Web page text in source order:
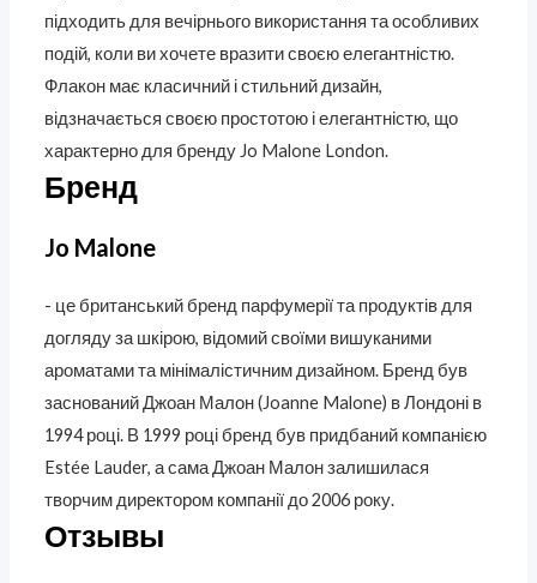
підходить для вечірнього використання та особливих
подій, коли ви хочете вразити своєю елегантністю.
Флакон має класичний і стильний дизайн,
відзначається своєю простотою і елегантністю, що
характерно для бренду Jo Malone London.
Бренд
Jo Malone
- це британський бренд парфумерії та продуктів для
догляду за шкірою, відомий своїми вишуканими
ароматами та мінімалістичним дизайном. Бренд був
заснований Джоан Малон (Joanne Malone) в Лондоні в
1994 році. В 1999 році бренд був придбаний компанією
Estée Lauder, а сама Джоан Малон залишилася
творчим директором компанії до 2006 року.
Отзывы